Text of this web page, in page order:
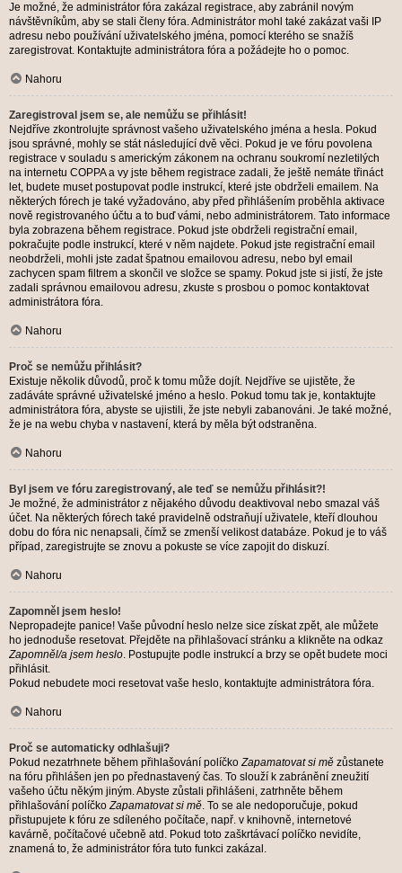
Je možné, že administrátor fóra zakázal registrace, aby zabránil novým
návštěvníkům, aby se stali členy fóra. Administrátor mohl také zakázat vaši IP
adresu nebo používání uživatelského jména, pomocí kterého se snažíš
zaregistrovat. Kontaktujte administrátora fóra a požádejte ho o pomoc.
Nahoru
Zaregistroval jsem se, ale nemůžu se přihlásit!
Nejdříve zkontrolujte správnost vašeho uživatelského jména a hesla. Pokud
jsou správné, mohly se stát následující dvě věci. Pokud je ve fóru povolena
registrace v souladu s americkým zákonem na ochranu soukromí nezletilých
na internetu COPPA a vy jste během registrace zadali, že ještě nemáte třináct
let, budete muset postupovat podle instrukcí, které jste obdrželi emailem. Na
některých fórech je také vyžadováno, aby před přihlášením proběhla aktivace
nově registrovaného účtu a to buď vámi, nebo administrátorem. Tato informace
byla zobrazena během registrace. Pokud jste obdrželi registrační email,
pokračujte podle instrukcí, které v něm najdete. Pokud jste registrační email
neobdrželi, mohli jste zadat špatnou emailovou adresu, nebo byl email
zachycen spam filtrem a skončil ve složce se spamy. Pokud jste si jistí, že jste
zadali správnou emailovou adresu, zkuste s prosbou o pomoc kontaktovat
administrátora fóra.
Nahoru
Proč se nemůžu přihlásit?
Existuje několik důvodů, proč k tomu může dojít. Nejdříve se ujistěte, že
zadáváte správné uživatelské jméno a heslo. Pokud tomu tak je, kontaktujte
administrátora fóra, abyste se ujistili, že jste nebyli zabanováni. Je také možné,
že je na webu chyba v nastavení, která by měla být odstraněna.
Nahoru
Byl jsem ve fóru zaregistrovaný, ale teď se nemůžu přihlásit?!
Je možné, že administrátor z nějakého důvodu deaktivoval nebo smazal váš
účet. Na některých fórech také pravidelně odstraňují uživatele, kteří dlouhou
dobu do fóra nic nenapsali, čímž se zmenší velikost databáze. Pokud je to váš
případ, zaregistrujte se znovu a pokuste se více zapojit do diskuzí.
Nahoru
Zapomněl jsem heslo!
Nepropadejte panice! Vaše původní heslo nelze sice získat zpět, ale můžete
ho jednoduše resetovat. Přejděte na přihlašovací stránku a klikněte na odkaz
Zapomněl/a jsem heslo. Postupujte podle instrukcí a brzy se opět budete moci
přihlásit.
Pokud nebudete moci resetovat vaše heslo, kontaktujte administrátora fóra.
Nahoru
Proč se automaticky odhlašuji?
Pokud nezatrhnete během přihlašování políčkoZapamatovat si mě zůstanete
na fóru přihlášen jen po přednastavený čas. To slouží k zabránění zneužití
vašeho účtu někým jiným. Abyste zůstali přihlášeni, zatrhněte během
přihlašování políčkoZapamatovat si mě. To se ale nedoporučuje, pokud
přistupujete k fóru ze sdíleného počítače, např. v knihovně, internetové
kavárně, počítačové učebně atd. Pokud toto zaškrtávací políčko nevidíte,
znamená to, že administrátor fóra tuto funkci zakázal.